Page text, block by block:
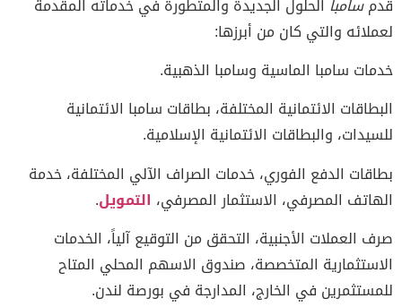
لعملائه والتي كان من أبرزها:
خدمات سامبا الماسية وسامبا الذهبية.
البطاقات الائتمانية المختلفة، بطاقات سامبا الائتمانية
للسيدات، والبطاقات الائتمانية الإسلامية.
بطاقات الدفع الفوري، خدمات الصراف الآلي المختلفة، خدمة
الهاتف المصرفي، الاستثمار المصرفي، التمويل.
صرف العملات الأجنبية، التحقق من التوقيع آلياً، الخدمات
الاستثمارية المتخصصة، صندوق الاسهم المحلي المتاح
للمستثمرين في الخارج، المدارجة في بورصة لندن.